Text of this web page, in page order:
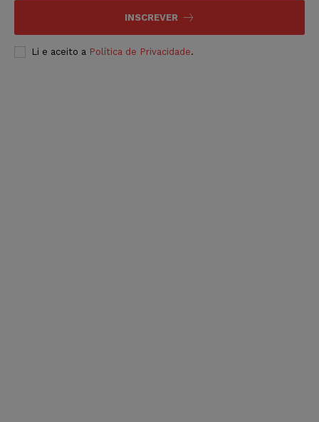
INSCREVER
Li e aceito a Política de Privacidade.